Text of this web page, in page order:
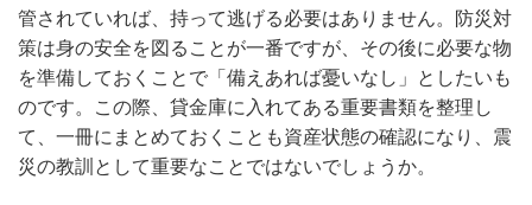
管されていれば、持って逃げる必要はありません。防災対
策は身の安全を図ることが一番ですが、その後に必要な物
を準備しておくことで「備えあれば憂いなし」としたいも
のです。この際、貸金庫に入れてある重要書類を整理し
て、一冊にまとめておくことも資産状態の確認になり、震
災の教訓として重要なことではないでしょうか。